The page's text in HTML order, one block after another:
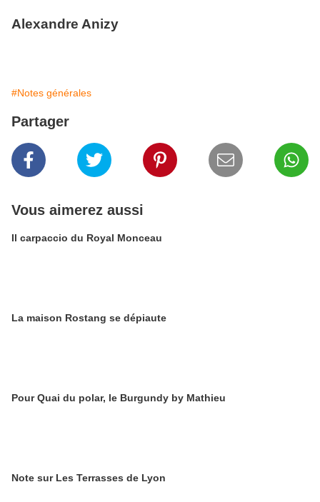
Alexandre Anizy
#Notes générales
Partager
Vous aimerez aussi
Il carpaccio du Royal Monceau
La maison Rostang se dépiaute
Pour Quai du polar, le Burgundy by Mathieu
Note sur Les Terrasses de Lyon